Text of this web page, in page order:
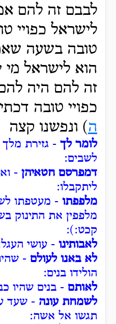
לבבם זה להם
לישראל כפויי
טובה בשעה
הוא לישראל מי
זה להם היה
כפויי טובה
ה) ונפשנו קצה
לומר לך - גזירת
לשבים:
דמפרסם חטאיהן -
ליתקבלו:
מלפפתו - מעטפתו
מלפפין את התינוק
קכט:):
לאבותינו - עושי
לא באנו לעולם -
הולידו בנים:
לאותם - בנים שהיו
לשמחת עונה - שעד
תגשו אל אשה: